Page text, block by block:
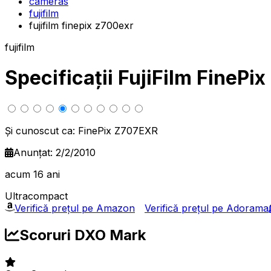
fujifilm
fujifilm finepix z700exr
fujifilm
Specificații FujiFilm FinePix
Și cunoscut ca: FinePix Z707EXR
Anunțat: 2/2/2010
acum 16 ani
Ultracompact
Verifică prețul pe Amazon
Verifică prețul pe Adorama
Scoruri DXO Mark